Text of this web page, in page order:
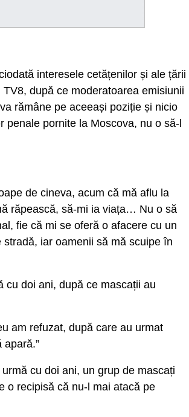
interesele cetățenilor și ale țării
după ce moderatoarea emisiunii
rămâne pe aceeași poziție și nicio
penale pornite la Moscova, nu o să-l
de cineva, acum că mă aflu la
răpească, să-mi ia viața… Nu o să
fie că mi se oferă o afacere cu un
iar oamenii să mă scuipe în
cu doi ani, după ce mascații au
am refuzat, după care au urmat
cu doi ani, un grup de mascați
o recipisă că nu-l mai atacă pe